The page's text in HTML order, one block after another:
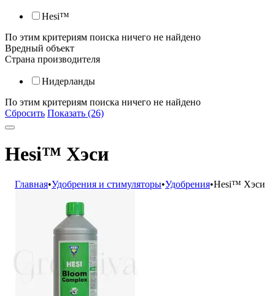
Hesi™
По этим критериям поиска ничего не найдено
Вредный объект
Страна производителя
Нидерланды
По этим критериям поиска ничего не найдено
Сбросить Показать (26)
Hesi™ Хэси
Главная•Удобрения и стимуляторы•Удобрения•Hesi™ Хэси